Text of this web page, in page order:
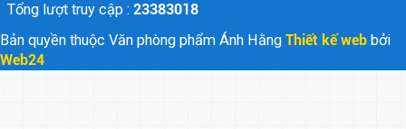
Tổng lượt truy cập : 23383018
Bản quyền thuộc Văn phòng phẩm Ánh Hằng Thiết kế web bởi
Web24